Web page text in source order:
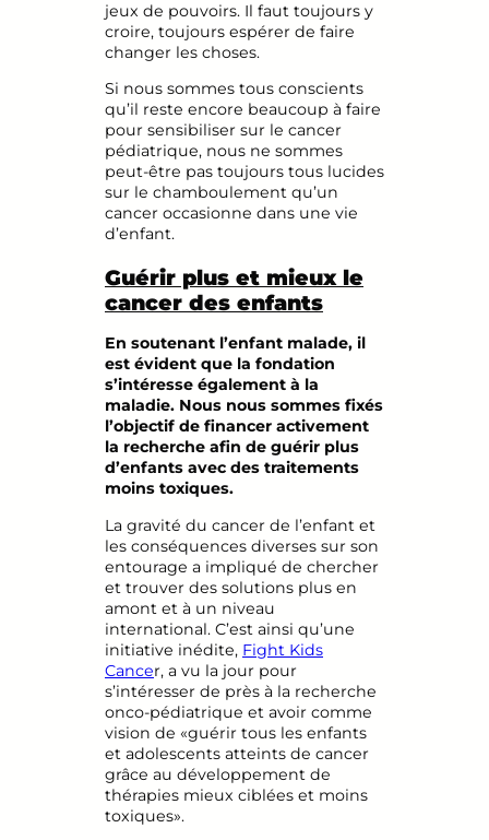
jeux de pouvoirs. Il faut toujours y
croire, toujours espérer de faire
changer les choses.
Si nous sommes tous conscients
qu’il reste encore beaucoup à faire
pour sensibiliser sur le cancer
pédiatrique, nous ne sommes
peut-être pas toujours tous lucides
sur le chamboulement qu’un
cancer occasionne dans une vie
d’enfant.
Guérir plus et mieux le
cancer des enfants
En soutenant l’enfant malade, il
est évident que la fondation
s’intéresse également à la
maladie. Nous nous sommes fixés
l’objectif de financer activement
la recherche afin de guérir plus
d’enfants avec des traitements
moins toxiques.
La gravité du cancer de l’enfant et
les conséquences diverses sur son
entourage a impliqué de chercher
et trouver des solutions plus en
amont et à un niveau
international. C’est ainsi qu’une
initiative inédite, Fight Kids
Cancer, a vu la jour pour
s’intéresser de près à la recherche
onco-pédiatrique et avoir comme
vision de «guérir tous les enfants
et adolescents atteints de cancer
grâce au développement de
thérapies mieux ciblées et moins
toxiques».